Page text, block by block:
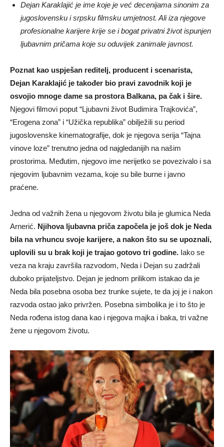
Dejan Karaklajić je ime koje je već decenijama sinonim za
jugoslovensku i srpsku filmsku umjetnost. Ali iza njegove
profesionalne karijere krije se i bogat privatni život ispunjen
ljubavnim pričama koje su oduvijek zanimale javnost.
Poznat kao uspješan reditelj, producent i scenarista,
Dejan Karaklajić je također bio pravi zavodnik koji je
osvojio mnoge dame sa prostora Balkana, pa čak i šire.
Njegovi filmovi poput “Ljubavni život Budimira Trajkovića”,
“Erogena zona” i “Užička republika” obilježili su period
jugoslovenske kinematografije, dok je njegova serija “Tajna
vinove loze” trenutno jedna od najgledanijih na našim
prostorima. Međutim, njegovo ime nerijetko se povezivalo i sa
njegovim ljubavnim vezama, koje su bile burne i javno
praćene.
Jedna od važnih žena u njegovom životu bila je glumica Neda
Arnerić. Njihova ljubavna priča započela je još dok je Neda
bila na vrhuncu svoje karijere, a nakon što su se upoznali,
uplovili su u brak koji je trajao gotovo tri godine. Iako se
veza na kraju završila razvodom, Neda i Dejan su zadržali
duboko prijateljstvo. Dejan je jednom prilikom istakao da je
Neda bila posebna osoba bez trunke sujete, te da joj je i nakon
razvoda ostao jako privržen. Posebna simbolika je i to što je
Neda rođena istog dana kao i njegova majka i baka, tri važne
žene u njegovom životu.